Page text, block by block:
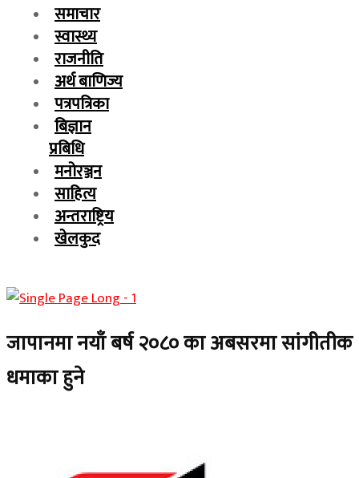
समाचार
स्वास्थ्य
राजनीति
अर्थ बाणिज्य
पत्रपत्रिका
बिज्ञान
प्रबिधि
मनोरञ्जन
साहित्य
अन्तराष्ट्रिय
खेलकुद
जापानमा नयाँ बर्ष २०८० का अबसरमा सांगीतीक
धमाका हुने